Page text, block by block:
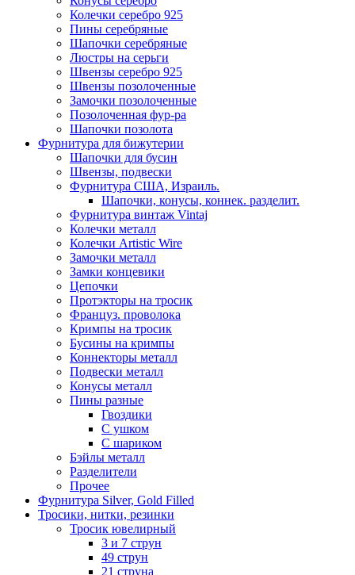
Колечки серебро 925
Пины серебряные
Шапочки серебряные
Люстры на серьги
Швензы серебро 925
Швензы позолоченные
Замочки позолоченные
Позолоченная фур-ра
Шапочки позолота
Фурнитура для бижутерии
Шапочки для бусин
Швензы, подвески
Фурнитура США, Израиль.
Шапочки, конусы, коннек. разделит.
Фурнитура винтаж Vintaj
Колечки металл
Колечки Artistic Wire
Замочки металл
Замки концевики
Цепочки
Протэкторы на тросик
Француз. проволока
Кримпы на тросик
Бусины на кримпы
Коннекторы металл
Подвески металл
Конусы металл
Пины разные
Гвоздики
С ушком
С шариком
Бэйлы металл
Разделители
Прочее
Фурнитура Silver, Gold Filled
Тросики, нитки, резинки
Тросик ювелирный
3 и 7 струн
49 струн
21 струна